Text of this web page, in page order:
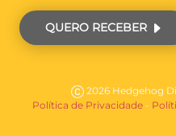
QUERO RECEBER
2026 Hedgehog
Política de Privacidade -